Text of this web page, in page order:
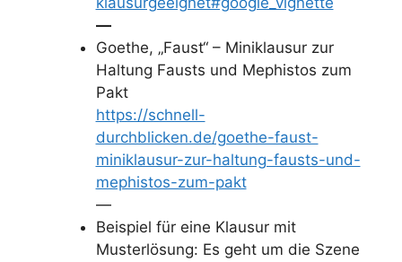
—
Goethe, „Faust“ – Miniklausur zur
Haltung Fausts und Mephistos zum
Pakt
https://schnell-
durchblicken.de/goethe-faust-
miniklausur-zur-haltung-fausts-und-
mephistos-zum-pakt
—
Beispiel für eine Klausur mit
Musterlösung: Es geht um die Szene